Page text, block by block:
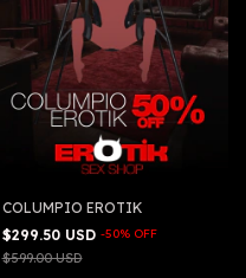
COLUMPIO EROTIK
$299.50 USD -50% OFF
$599.00 USD